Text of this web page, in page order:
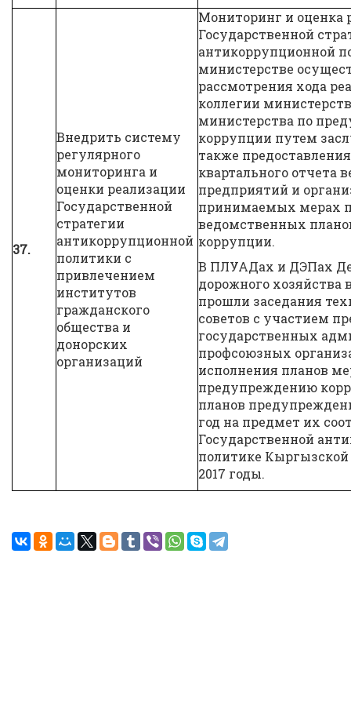
37.
Внедрить систему
регулярного
мониторинга и
оценки реализации
Государственной
стратегии
антикоррупционной
политики с
привлечением
институтов
гражданского
общества и
донорских
организаций
Мониторинг и оценка
Государственной
антикоррупционной
министерстве
рассмотрения хода
коллегии
министерства по
коррупции путем
также
квартального отчета
предприятий и
принимаемых мерах
ведомственных
коррупции.
В ПЛУАДах и ДЭПах
дорожного хозяйства
прошли заседания
советов с участием
государственных
профсоюзных
исполнения планов
предупреждению
планов
год на предмет их
Государственной
политике Кыргызской
2017 годы.